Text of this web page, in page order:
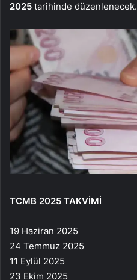
2025 tarihinde düzenlenecek.
TCMB 2025 TAKVİMİ
19 Haziran 2025
24 Temmuz 2025
11 Eylül 2025
23 Ekim 2025